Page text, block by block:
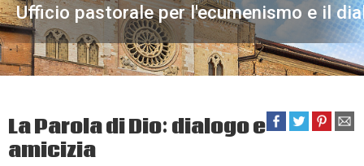
Ufficio pastorale per l'ecumenismo e il
La Parola di Dio: dialogo e
amicizia